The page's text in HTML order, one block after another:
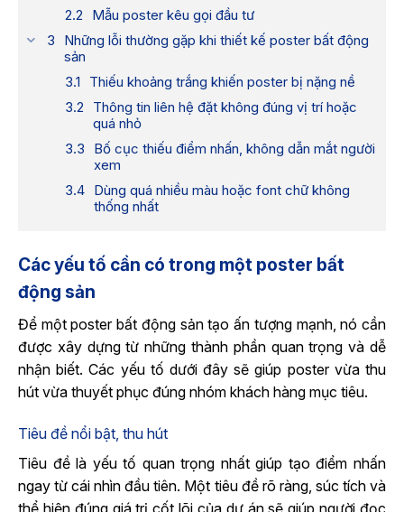
Mẫu poster kêu gọi đầu tư
Những lỗi thường gặp khi thiết kế poster bất động
sản
Thiếu khoảng trắng khiến poster bị nặng nề
Thông tin liên hệ đặt không đúng vị trí hoặc
quá nhỏ
Bố cục thiếu điểm nhấn, không dẫn mắt người
xem
Dùng quá nhiều màu hoặc font chữ không
thống nhất
Các yếu tố cần có trong một poster bất
động sản
Để một poster bất động sản tạo ấn tượng mạnh, nó cần
được xây dựng từ những thành phần quan trọng và dễ
nhận biết. Các yếu tố dưới đây sẽ giúp poster vừa thu
hút vừa thuyết phục đúng nhóm khách hàng mục tiêu.
Tiêu đề nổi bật, thu hút
Tiêu đề là yếu tố quan trọng nhất giúp tạo điểm nhấn
ngay từ cái nhìn đầu tiên. Một tiêu đề rõ ràng, súc tích và